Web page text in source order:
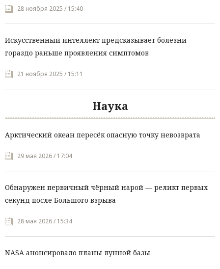
28 ноября 2025 / 15:40
Искусственный интеллект предсказывает болезни
гораздо раньше проявления симптомов
21 ноября 2025 / 15:11
Наука
Арктический океан пересёк опасную точку невозврата
29 мая 2026 / 17:04
Обнаружен первичный чёрный нарой — реликт первых
секунд после Большого взрыва
28 мая 2026 / 15:34
NASA анонсировало планы лунной базы